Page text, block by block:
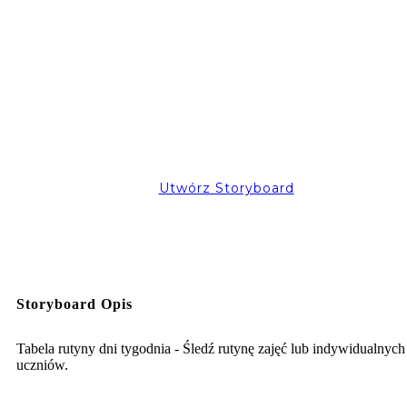
Utwórz Storyboard
Storyboard Opis
Tabela rutyny dni tygodnia - Śledź rutynę zajęć lub indywidualnych
uczniów.